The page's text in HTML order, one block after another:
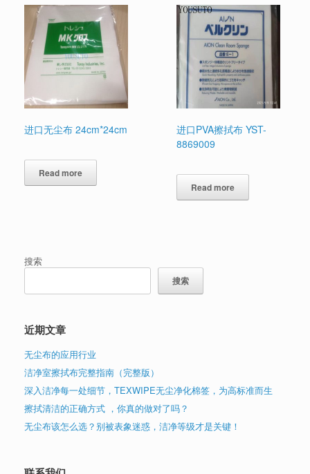
进口无尘布 24cm*24cm
Read more
进口PVA擦拭布 YST-
8869009
Read more
搜索
搜索
近期文章
无尘布的应用行业
洁净室擦拭布完整指南（完整版）
深入洁净每一处细节，TEXWIPE无尘净化棉签，为高标准而生
擦拭清洁的正确方式 ，你真的做对了吗？
无尘布该怎么选？别被表象迷惑，洁净等级才是关键！